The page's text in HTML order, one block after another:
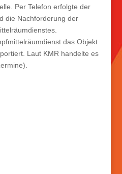
Per Telefon erfolgte der
die Nachforderung der
das Objekt
Laut KMR handelte es